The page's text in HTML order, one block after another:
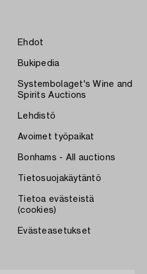
Ehdot
Bukipedia
Systembolaget's Wine and
Spirits Auctions
Lehdistö
Avoimet työpaikat
Bonhams - All auctions
Tietosuojakäytäntö
Tietoa evästeistä
(cookies)
Evästeasetukset